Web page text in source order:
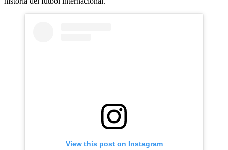
View this post on Instagram